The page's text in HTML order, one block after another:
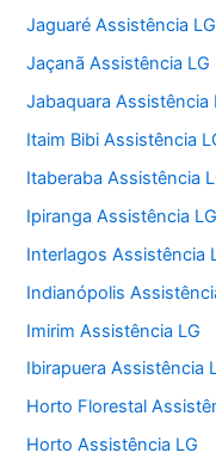
Jaguaré Assistência LG
Jaçanã Assistência LG
Jabaquara Assistência
Itaim Bibi Assistência
Itaberaba Assistência
Ipiranga Assistência LG
Interlagos Assistência
Indianópolis
Imirim Assistência LG
Ibirapuera Assistência
Horto Florestal
Horto Assistência LG